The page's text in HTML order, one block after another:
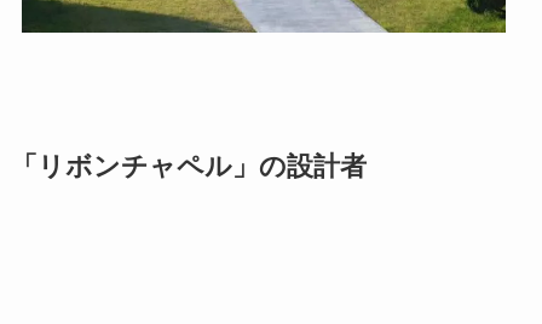
「リボンチャペル」の設計者